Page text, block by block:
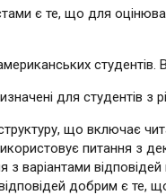
є те, що для
студентів.
для студентів з
що включає
питання з
варіантами
добрим є